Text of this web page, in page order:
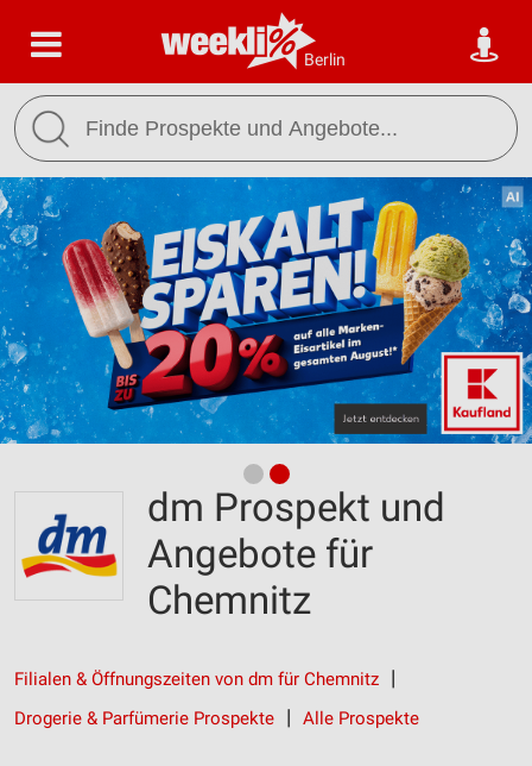
Berlin
dm Prospekt und
Angebote für
Chemnitz
Filialen & Öffnungszeiten von dm für Chemnitz
Drogerie & Parfümerie Prospekte
Alle Prospekte